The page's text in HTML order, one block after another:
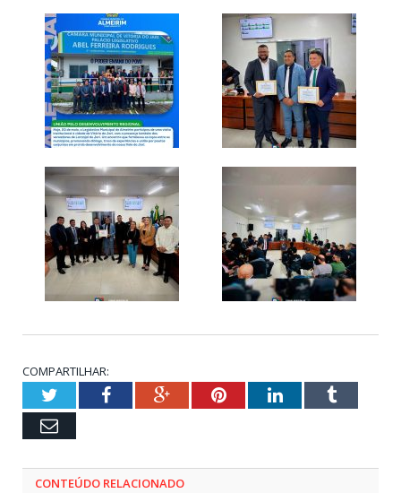
COMPARTILHAR:
TwitterFacebookGoogle+PinterestLinkedInTumblr
Email
CONTEÚDO RELACIONADO